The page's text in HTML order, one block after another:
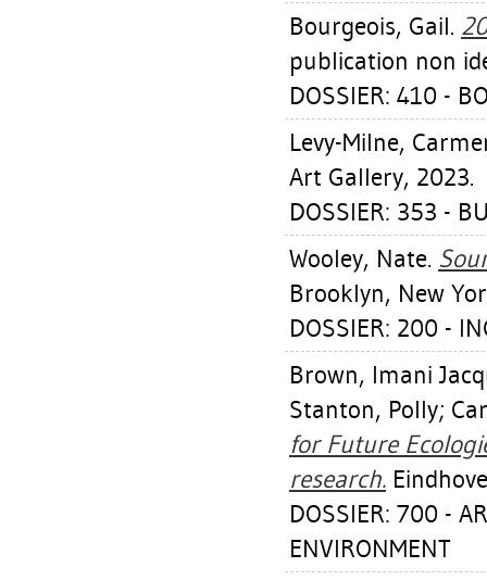
Bourgeois, Gail.
publication non
DOSSIER: 410 -
Levy-Milne,
Art Gallery, 2023.
DOSSIER: 353 -
Wooley, Nate.
Brooklyn, New
DOSSIER: 200 -
Brown, Imani
Stanton, Polly;
for Future
research.
DOSSIER: 700 -
ENVIRONMENT